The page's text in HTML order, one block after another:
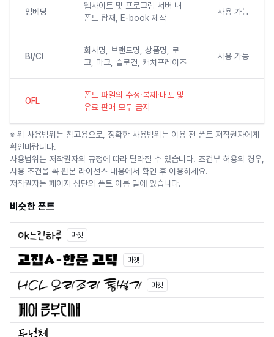
임베딩
웹사이트 및 프로그램 서버 내
폰트 탑재, E-book 제작
사용 가능
BI/CI
회사명, 브랜드명, 상품명, 로
고, 마크, 슬로건, 캐치프레이즈
사용 가능
OFL
폰트 파일의 수정·복제·배포 및
유료 판매 모두 금지
※ 위 사용범위는 참고용으로, 정확한 사용범위는 이용 전 폰트 저작권자에게
확인바랍니다.
사용범위는 저작권자의 규정에 따라 달라질 수 있습니다. 조건부 허용의 경우,
사용 조건을 꼭 원본 라이선스 내용에서 확인 후 이용하세요.
저작권자는 페이지 상단의 폰트 이름 밑에 있습니다.
비슷한 폰트
마켓
마켓
마켓